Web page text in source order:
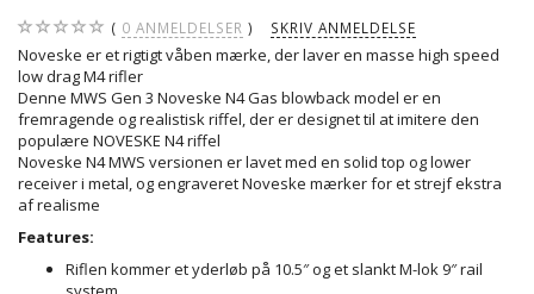
0 ANMELDELSER SKRIV ANMELDELSE
Noveske er et rigtigt våben mærke, der laver en masse high speed
low drag M4 rifler
Denne MWS Gen 3 Noveske N4 Gas blowback model er en
fremragende og realistisk riffel, der er designet til at imitere den
populære NOVESKE N4 riffel
Noveske N4 MWS versionen er lavet med en solid top og lower
receiver i metal, og engraveret Noveske mærker for et strejf ekstra
af realisme
Features:
Riflen kommer et yderløb på 10.5″ og et slankt M-lok 9″ rail